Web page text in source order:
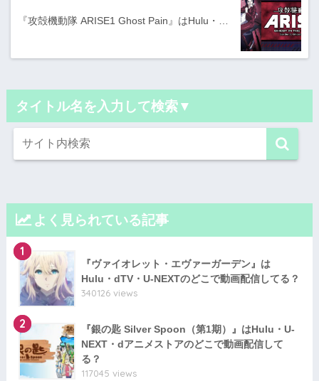
『攻殻機動隊 ARISE1 Ghost Pain』はHulu・…
タイトル名を入力して検索▼
よく見られている記事
1
『ヴァイオレット・エヴァーガーデン』は
Hulu・dTV・U-NEXTのどこで動画配信してる？
340126 views
2
『銀の匙 Silver Spoon（第1期）』はHulu・U-
NEXT・dアニメストアのどこで動画配信して
る？
117045 views